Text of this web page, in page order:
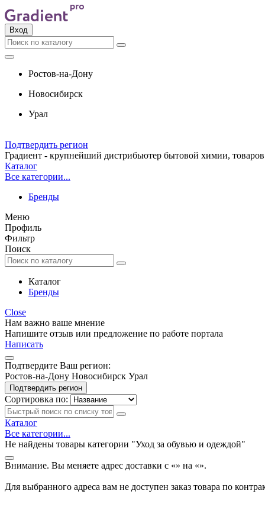
Вход
Ростов-на-Дону
Новосибирск
Урал
Подтвердить регион
Градиент - крупнейший дистрибьютер бытовой химии,
Каталог
Все категории...
Бренды
Меню
Профиль
Фильтр
Поиск
Каталог
Бренды
Close
Нам важно ваше мнение
Напишите отзыв или предложение по работе портала
Написать
Подтвердите Ваш регион:
Ростов-на-Дону Новосибирск Урал
Подтвердить регион
Сортировка по:
Каталог
Все категории...
Не найдены товары категории "Уход за обувью и одеждой"
Внимание. Вы меняете адрес доставки с «» на «».
Для выбранного адреса вам не доступен заказ товара по